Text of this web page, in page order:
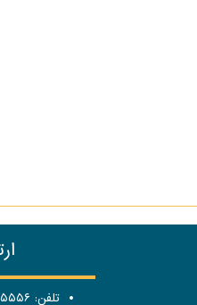
تلفن: ۵۵۴۱۵۵۵۶ (۲۱) ۰۰۹۸